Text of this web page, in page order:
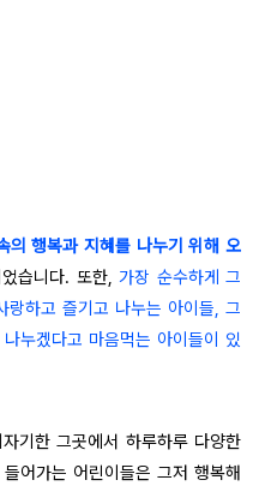
의 행복과 지혜를 나누기 위해 오
었습니다. 또한,가장 순수하게 그
랑하고 즐기고 나누는 아이들, 그
누겠다고 마음먹는 아이들이 있
기한 그곳에서 하루하루 다양한
어가는 어린이들은 그저 행복해